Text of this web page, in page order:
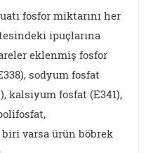
fosfor miktarını her
ipuçlarına
eklenmiş fosfor
sodyum fosfat
kalsiyum fosfat (E341),
varsa ürün böbrek